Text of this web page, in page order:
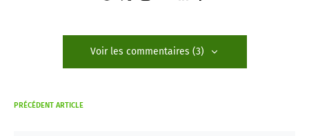
Voir les commentaires (3)
PRÉCÉDENT ARTICLE